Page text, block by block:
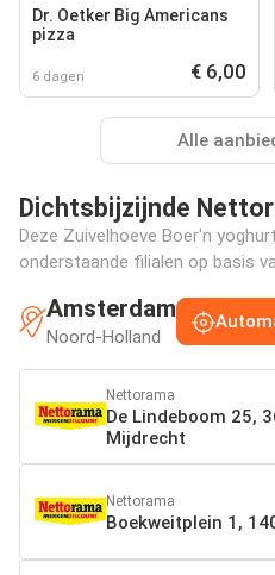
Dr. Oetker Big Americans
pizza
6 dagen € 6,00
Alle
Dichtsbijzijnde
Deze Zuivelhoeve Boer'n
onderstaande filialen op basis
Amsterdam
Noord-Holland
Nettorama
De Lindeboom 25,
Mijdrecht
Nettorama
Boekweitplein 1,